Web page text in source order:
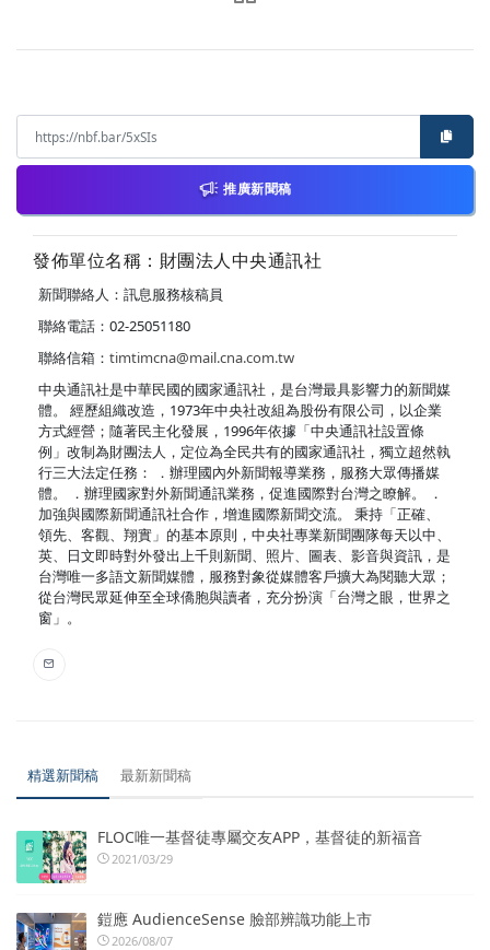
推廣新聞稿
發佈單位名稱：財團法人中央通訊社
新聞聯絡人：訊息服務核稿員
聯絡電話：02-25051180
聯絡信箱： timtimcna@mail.cna.com.tw
中央通訊社是中華民國的國家通訊社，是台灣最具影響力的新聞媒
體。 經歷組織改造，1973年中央社改組為股份有限公司，以企業
方式經營；隨著民主化發展，1996年依據「中央通訊社設置條
例」改制為財團法人，定位為全民共有的國家通訊社，獨立超然執
行三大法定任務： ．辦理國內外新聞報導業務，服務大眾傳播媒
體。 ．辦理國家對外新聞通訊業務，促進國際對台灣之瞭解。 ．
加強與國際新聞通訊社合作，增進國際新聞交流。 秉持「正確、
領先、客觀、翔實」的基本原則，中央社專業新聞團隊每天以中、
英、日文即時對外發出上千則新聞、照片、圖表、影音與資訊，是
台灣唯一多語文新聞媒體，服務對象從媒體客戶擴大為閱聽大眾；
從台灣民眾延伸至全球僑胞與讀者，充分扮演「台灣之眼，世界之
窗」。
精選新聞稿 最新新聞稿
FLOC唯一基督徒專屬交友APP，基督徒的新福音
2021/03/29
鎧應 AudienceSense 臉部辨識功能上市
2026/08/07